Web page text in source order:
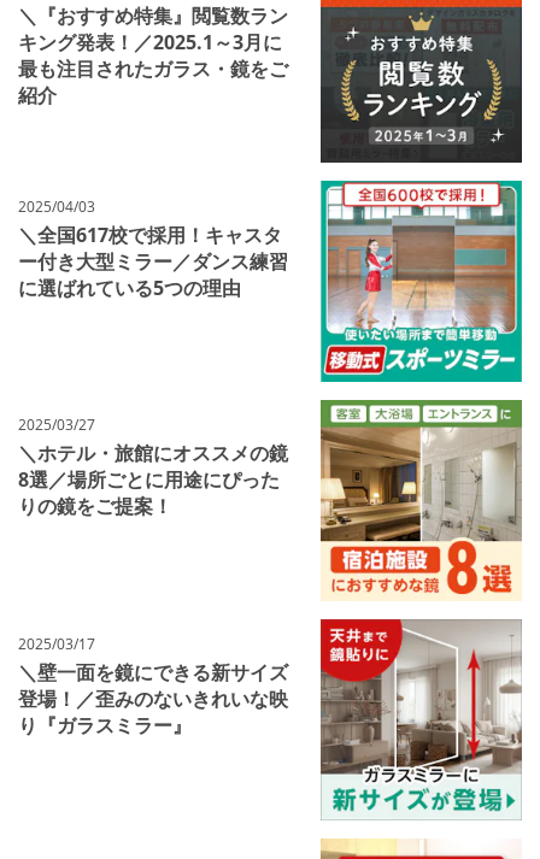
＼『おすすめ特集』閲覧数ラン
キング発表！／2025.1～3月に
最も注目されたガラス・鏡をご
紹介
＼全国617校で採用！キャスタ
ー付き大型ミラー／ダンス練習
に選ばれている5つの理由
2025/04/03
＼ホテル・旅館にオススメの鏡
8選／場所ごとに用途にぴった
りの鏡をご提案！
2025/03/27
＼壁一面を鏡にできる新サイズ
登場！／歪みのないきれいな映
り『ガラスミラー』
2025/03/17